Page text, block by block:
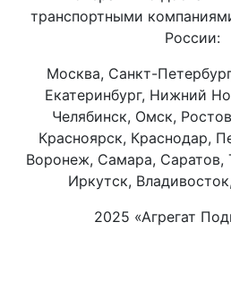
транспортными
России:
Москва, Санкт-
Екатеринбург, Нижний
Челябинск, Омск,
Красноярск, Краснодар,
Воронеж, Самара, Саратов,
Иркутск,
2025 «Агрегат